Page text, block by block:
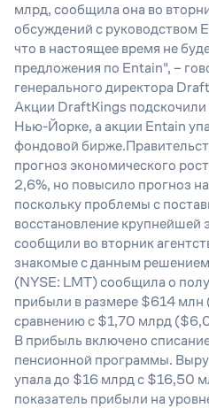
млрд, сообщила она во
обсуждений с руководством
что в настоящее время не
предложения по Entain", –
генерального директора
Акции DraftKings подскочили
Нью-Йорке, а акции Entain
фондовой
прогноз экономического
2,6%, но повысило прогноз
поскольку проблемы с
восстановление крупнейшей
сообщили во вторник
знакомые с данным
(NYSE: LMT) сообщила о
прибыли в размере $614 млн
сравнению с $1,70 млрд
В прибыль включено
пенсионной программы.
упала до $16 млрд с $16,50
показатель прибыли на